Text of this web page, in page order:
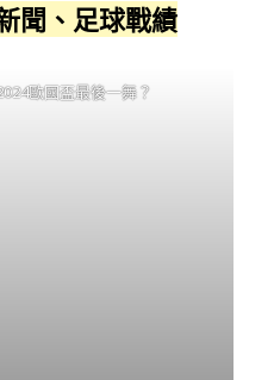
聞、足球戰績
歐國盃最後一舞？